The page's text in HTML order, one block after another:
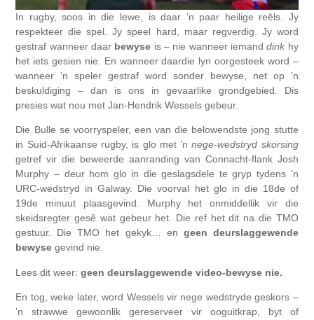
In rugby, soos in die lewe, is daar ’n paar heilige reëls. Jy
respekteer die spel. Jy speel hard, maar regverdig. Jy word
gestraf wanneer daar bewyse is – nie wanneer iemanddink hy
het iets gesien nie. En wanneer daardie lyn oorgesteek word –
wanneer ’n speler gestraf word sonder bewyse, net op ’n
beskuldiging – dan is ons in gevaarlike grondgebied. Dis
presies wat nou met Jan-Hendrik Wessels gebeur.
Die Bulle se voorryspeler, een van die belowendste jong stutte
in Suid-Afrikaanse rugby, is glo met ’nnege-wedstryd skorsing
getref vir die beweerde aanranding van Connacht-flank Josh
Murphy – deur hom glo in die geslagsdele te gryp tydens ’n
URC-wedstryd in Galway. Die voorval het glo in die 18de of
19de minuut plaasgevind. Murphy het onmiddellik vir die
skeidsregter gesê wat gebeur het. Die ref het dit na die TMO
gestuur. Die TMO het gekyk… en geen deurslaggewende
bewyse gevind nie.
Lees dit weer:geen deurslaggewende video-bewyse nie.
En tog, weke later, word Wessels vir nege wedstryde geskors –
’n strawwe gewoonlik gereserveer vir ooguitkrap, byt of